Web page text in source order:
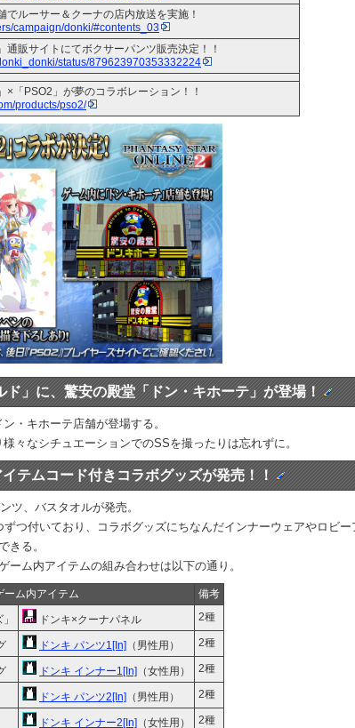
でルーサー＆クーナの店内放送を実施！
campaign/donki/#contents_03
通販サイトにてボクサーパンツ販売決定！！
status/879623970353332224
×「PSO2」が夢のコラボレーション！！
products/pso2/
ド」に、驚安の殿堂「ドン・キホーテ」が登場！
・キホーテ店舗が登場する。
々なシチュエーションでのSSを撮ったりは忘れずに。
テムコード付きコラボグッズが発売！！
ツ、バスタオルが発売。
つ付いており、コラボグッズにちなんだインナーウェアやロビ
きる。
ーム内アイテムの組み合わせは以下の通り。
ーム内アイテム 備考
ドンキ×クーナパネル 2種
ドンキ パンツ1[In] （男性用） 2種
ドンキ インナー1[In] （女性用） 2種
ドンキ パンツ2[In] （男性用） 2種
ドンキ インナー2[In] （女性用） 2種